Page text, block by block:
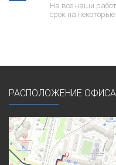
На все наши
срок на
РАСПОЛОЖЕНИЕ ОФИСА